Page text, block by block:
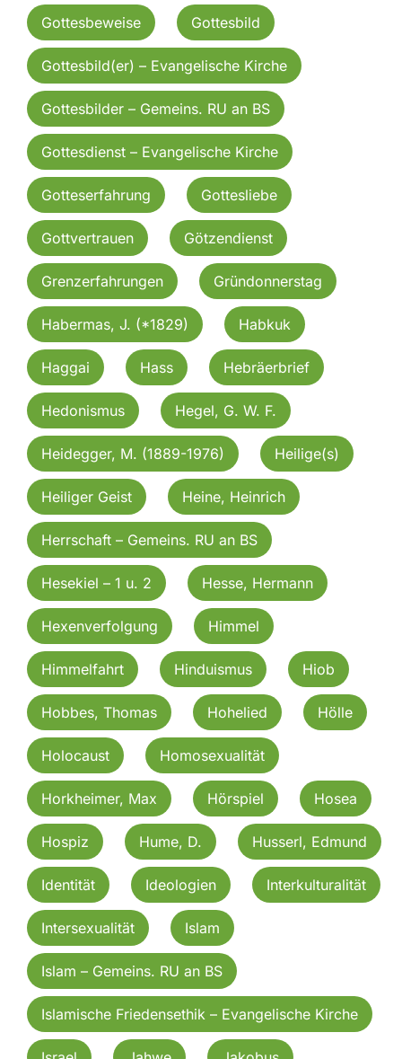
Gottesbeweise Gottesbild
Gottesbild(er) – Evangelische Kirche
Gottesbilder – Gemeins. RU an BS
Gottesdienst – Evangelische Kirche
Gotteserfahrung Gottesliebe
Gottvertrauen Götzendienst
Grenzerfahrungen Gründonnerstag
Habermas, J. (*1829) Habkuk
Haggai Hass Hebräerbrief
Hedonismus Hegel, G. W. F.
Heidegger, M. (1889-1976) Heilige(s)
Heiliger Geist Heine, Heinrich
Herrschaft – Gemeins. RU an BS
Hesekiel – 1 u. 2 Hesse, Hermann
Hexenverfolgung Himmel
Himmelfahrt Hinduismus Hiob
Hobbes, Thomas Hohelied Hölle
Holocaust Homosexualität
Horkheimer, Max Hörspiel Hosea
Hospiz Hume, D. Husserl, Edmund
Identität Ideologien Interkulturalität
Intersexualität Islam
Islam – Gemeins. RU an BS
Islamische Friedensethik – Evangelische Kirche